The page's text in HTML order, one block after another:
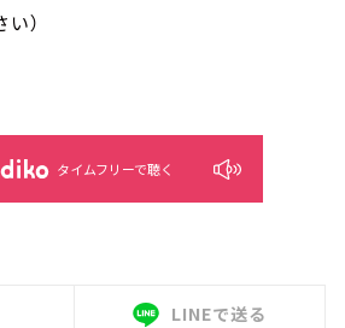
）
タイムフリーで聴く
LINEで送る